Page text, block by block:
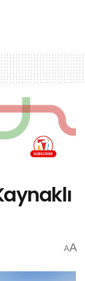
AA